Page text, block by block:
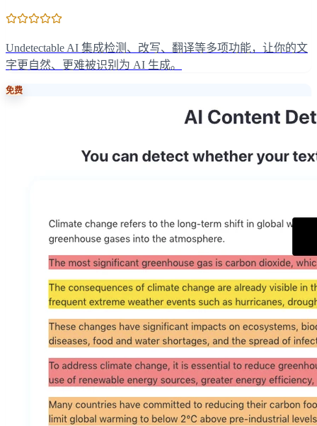
Undetectable AI 集成检测、改写、翻译等多项功能，让你的文
字更自然、更难被识别为 AI 生成。
免费